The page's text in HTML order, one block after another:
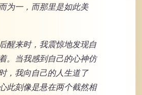
为一，而那里是如此美
醒来时，我震惊地发现自
。当我感到自己的心神仿
，我向自己的人生道了
此刻像是悬在两个截然相